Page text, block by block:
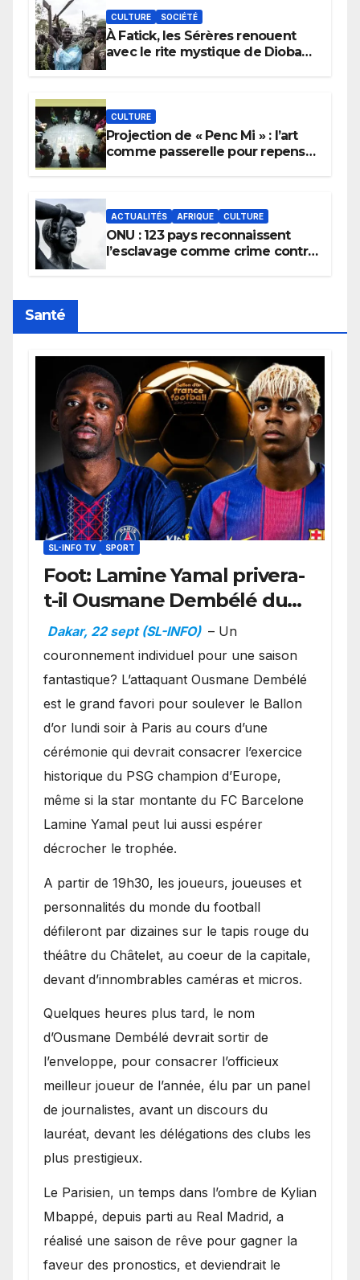
CULTURE SOCIÉTÉ
À Fatick, les Sérères renouent
avec le rite mystique de Diobaye
CULTURE
Projection de « Penc Mi » : l’art
comme passerelle pour repenser
ACTUALITÉS AFRIQUE CULTURE
ONU : 123 pays reconnaissent
l’esclavage comme crime contre
Santé
SL-INFO TV SPORT
Foot: Lamine Yamal privera-
t-il Ousmane Dembélé du
Ballon d’or ?
Dakar, 22 sept (SL-INFO) – Un
couronnement individuel pour une saison
fantastique? L’attaquant Ousmane Dembélé
est le grand favori pour soulever le Ballon
d’or lundi soir à Paris au cours d’une
cérémonie qui devrait consacrer l’exercice
historique du PSG champion d’Europe,
même si la star montante du FC Barcelone
Lamine Yamal peut lui aussi espérer
décrocher le trophée.
A partir de 19h30, les joueurs, joueuses et
personnalités du monde du football
défileront par dizaines sur le tapis rouge du
théâtre du Châtelet, au coeur de la capitale,
devant d’innombrables caméras et micros.
Quelques heures plus tard, le nom
d’Ousmane Dembélé devrait sortir de
l’enveloppe, pour consacrer l’officieux
meilleur joueur de l’année, élu par un panel
de journalistes, avant un discours du
lauréat, devant les délégations des clubs les
plus prestigieux.
Le Parisien, un temps dans l’ombre de Kylian
Mbappé, depuis parti au Real Madrid, a
réalisé une saison de rêve pour gagner la
faveur des pronostics, et deviendrait le